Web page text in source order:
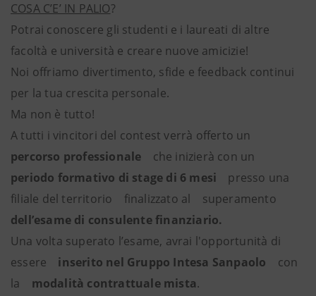
COSA C’E’ IN PALIO?
Potrai conoscere gli studenti e i laureati di altre
facoltà e università e creare nuove amicizie!
Noi offriamo divertimento, sfide e feedback continui
per la tua crescita personale.
Ma non è tutto!
A tutti i vincitori del contest verrà offerto un
percorso professionale che inizierà con un
periodo formativo di stage di 6 mesi presso una
filiale del territorio finalizzato al superamento
dell’esame di consulente finanziario.
Una volta superato l’esame, avrai l'opportunità di
essere inserito nel Gruppo Intesa Sanpaolo con
la modalità contrattuale mista.